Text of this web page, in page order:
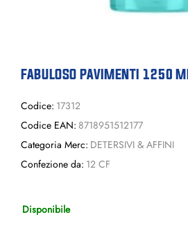
FABULOSO PAVIMENTI 1250
Codice: 17312
Codice EAN: 8718951512177
Categoria Merc: DETERSIVI & AFFINI
Confezione da: 12 CF
Disponibile